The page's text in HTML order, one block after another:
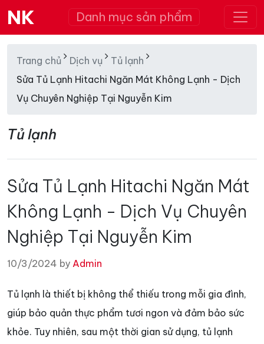
NK Danh mục sản phẩm
Trang chủ Dịch vụ
Tủ lạnh
Sửa Tủ Lạnh Hitachi Ngăn Mát Không Lạnh - Dịch
Vụ Chuyên Nghiệp Tại Nguyễn Kim
Tủ lạnh
Sửa Tủ Lạnh Hitachi Ngăn Mát
Không Lạnh - Dịch Vụ Chuyên
Nghiệp Tại Nguyễn Kim
10/3/2024 by Admin
Tủ lạnh là thiết bị không thể thiếu trong mỗi gia đình,
giúp bảo quản thực phẩm tươi ngon và đảm bảo sức
khỏe. Tuy nhiên, sau một thời gian sử dụng, tủ lạnh